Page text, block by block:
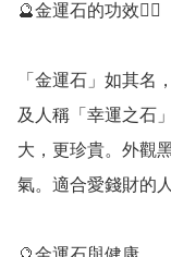
🔮金運石的功效💁‍♀️
「金運石」如其名
及人稱「幸運之石
大，更珍貴。外觀
氣。適合愛錢財的人